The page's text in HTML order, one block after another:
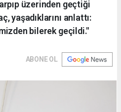
üzerinden geçtiği
yaşadıklarını anlattı:
bilerek geçildi."
ABONE OL